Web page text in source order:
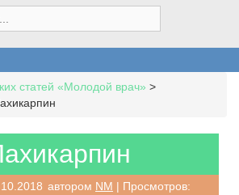
статей «Молодой врач» >
автором NM | Просмотров: